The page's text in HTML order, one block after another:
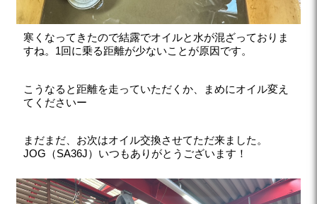
寒くなってきたので結露でオイルと水が混ざっておりま
すね。1回に乗る距離が少ないことが原因です。
こうなると距離を走っていただくか、まめにオイル変え
てくださいー
まだまだ、お次はオイル交換させてただ来ました。
JOG（SA36J）いつもありがとうございます！